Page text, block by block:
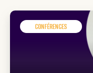
Conférences